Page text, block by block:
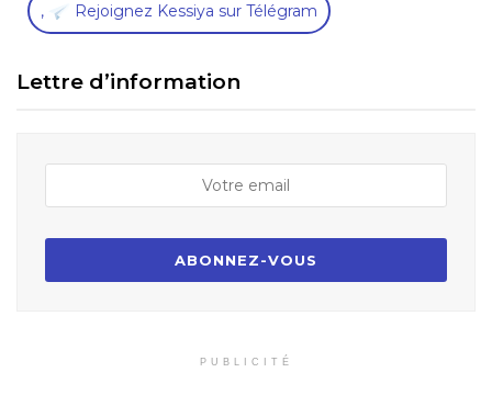
, Rejoignez Kessiya sur Télégram
Lettre d’information
PUBLICITÉ